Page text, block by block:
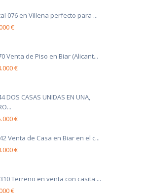
076 en Villena perfecto para ...
€
Venta de Piso en Biar (Alicant...
€
DOS CASAS UNIDAS EN UNA,
€
Venta de Casa en Biar en el c...
€
Terreno en venta con casita ...
€